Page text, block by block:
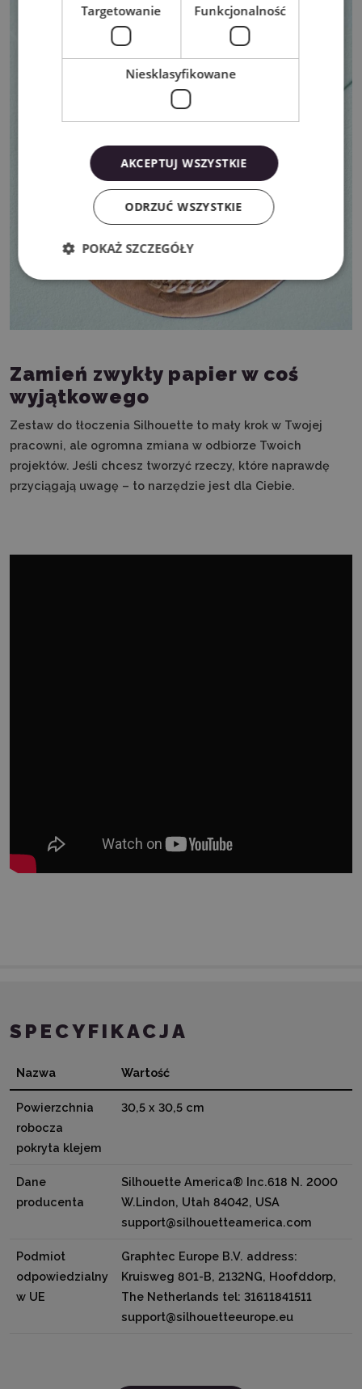
Zamień zwykły papier w coś
wyjątkowego
Zestaw do tłoczenia Silhouette to mały krok w Twojej
pracowni, ale ogromna zmiana w odbiorze Twoich
projektów. Jeśli chcesz tworzyć rzeczy, które naprawdę
przyciągają uwagę – to narzędzie jest dla Ciebie.
SPECYFIKACJA
Nazwa Wartość
Powierzchnia
robocza
pokryta klejem
30,5 x 30,5 cm
Dane
producenta
Silhouette America® Inc.618 N. 2000
W.Lindon, Utah 84042, USA
support@silhouetteamerica.com
Podmiot
odpowiedzialny
w UE
Graphtec Europe B.V. address:
Kruisweg 801-B, 2132NG, Hoofddorp,
The Netherlands tel: 31611841511
support@silhouetteeurope.eu
Targetowanie Funkcjonalność
Niesklasyfikowane
AKCEPTUJ WSZYSTKIE
ODRZUĆ WSZYSTKIE
POKAŻ SZCZEGÓŁY